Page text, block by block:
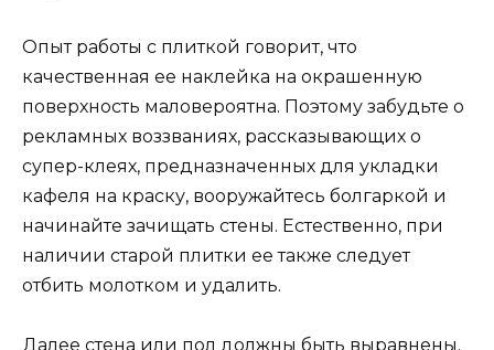
Опыт работы с плиткой говорит, что
качественная ее наклейка на окрашенную
поверхность маловероятна. Поэтому забудьте о
рекламных воззваниях, рассказывающих о
супер-клеях, предназначенных для укладки
кафеля на краску, вооружайтесь болгаркой и
начинайте зачищать стены. Естественно, при
наличии старой плитки ее также следует
отбить молотком и удалить.
Далее стена или пол должны быть выравнены.